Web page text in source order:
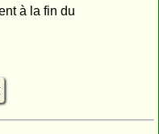
à la fin du